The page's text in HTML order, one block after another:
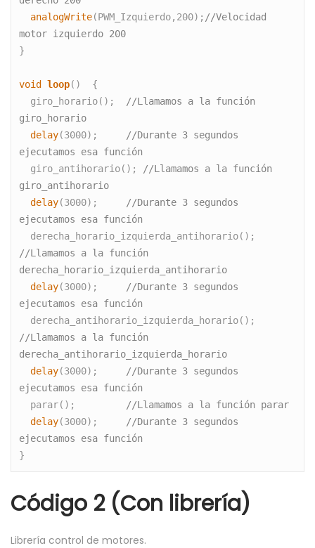
  analogWrite
(PWM_Izquierdo,200); //Velocidad
motor izquierdo 200
}
void loop()  {
  giro_horario();
//Llamamos a la función
giro_horario
  delay
(3000);
//Durante 3 segundos
ejecutamos esa función
  giro_antihorario();
//Llamamos a la función
giro_antihorario
  delay
(3000);
//Durante 3 segundos
ejecutamos esa función
//Llamamos a la función
derecha_horario_izquierda_antihorario
  delay
(3000);
//Durante 3 segundos
ejecutamos esa función
//Llamamos a la función
derecha_antihorario_izquierda_horario
  delay
(3000);
//Durante 3 segundos
ejecutamos esa función
  parar();
//Llamamos a la función parar
  delay
(3000);
//Durante 3 segundos
ejecutamos esa función
}
Código 2 (Con librería)
Librería control de motores.